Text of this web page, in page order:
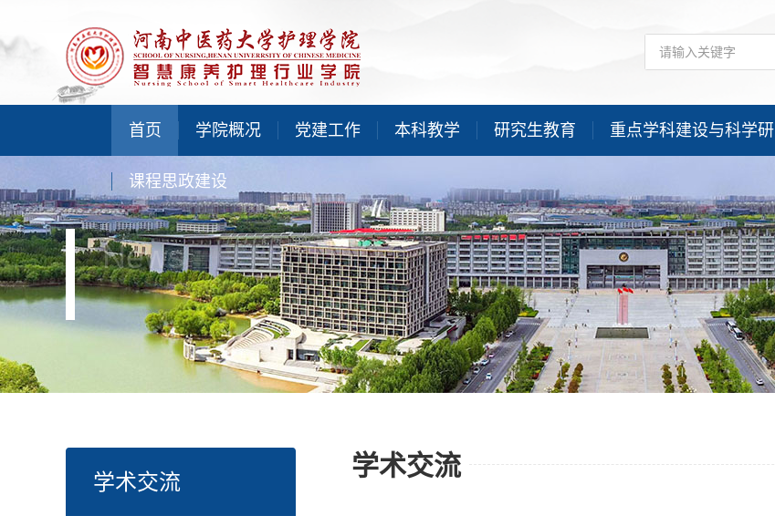
首页 学院概况 党建工作 本科教学 研究生教育 重点学科建设与科学
课程思政建设
News
学术交流
学术交流